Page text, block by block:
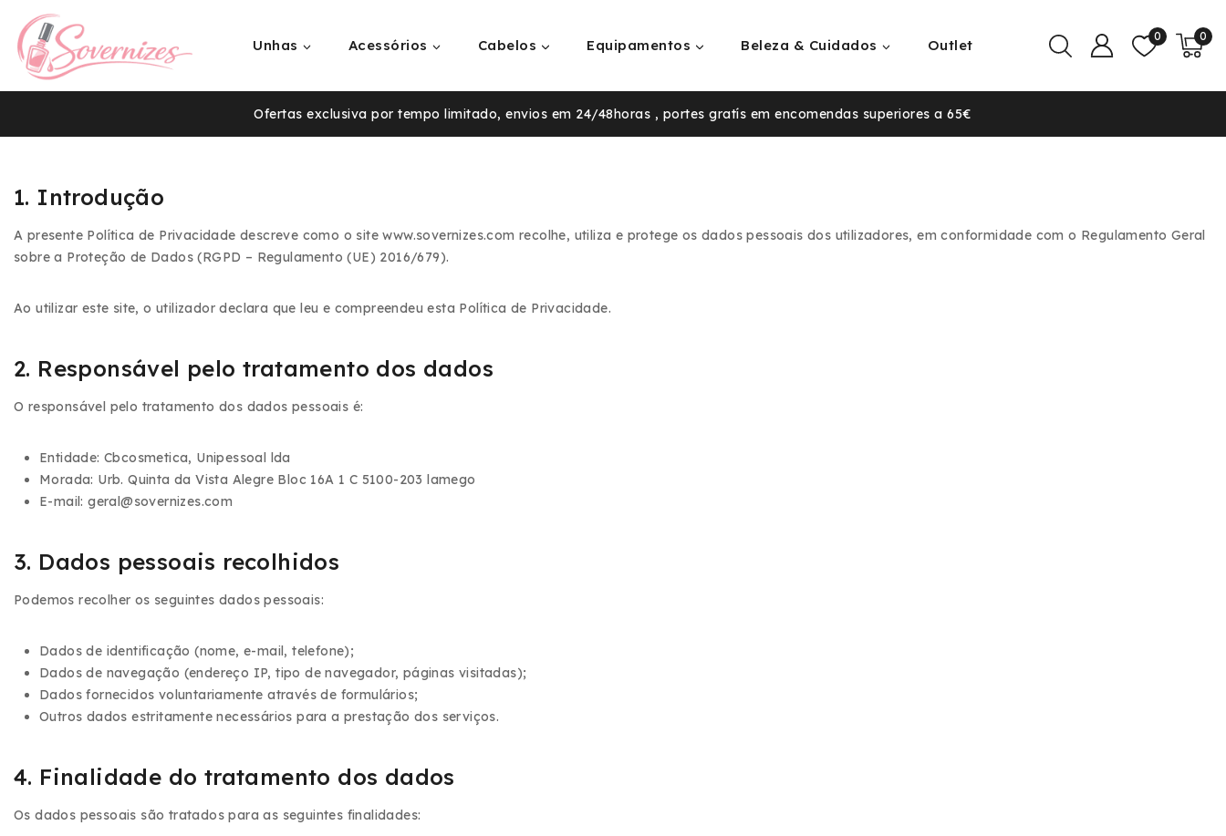
Unhas Acessórios Cabelos Equipamentos Beleza & Cuidados Outlet
0 0
Ofertas exclusiva por tempo limitado, envios em 24/48horas , portes gratís em encomendas superiores a 65€
1. Introdução
A presente Política de Privacidade descreve como o site www.sovernizes.com recolhe, utiliza e protege os dados pessoais dos utilizadores, em conformidade com o Regulamento Geral
sobre a Proteção de Dados (RGPD – Regulamento (UE) 2016/679).
Ao utilizar este site, o utilizador declara que leu e compreendeu esta Política de Privacidade.
2. Responsável pelo tratamento dos dados
O responsável pelo tratamento dos dados pessoais é:
Entidade: Cbcosmetica, Unipessoal lda
Morada: Urb. Quinta da Vista Alegre Bloc 16A 1 C 5100-203 lamego
E-mail: geral@sovernizes.com
3. Dados pessoais recolhidos
Podemos recolher os seguintes dados pessoais:
Dados de identificação (nome, e-mail, telefone);
Dados de navegação (endereço IP, tipo de navegador, páginas visitadas);
Dados fornecidos voluntariamente através de formulários;
Outros dados estritamente necessários para a prestação dos serviços.
4. Finalidade do tratamento dos dados
Os dados pessoais são tratados para as seguintes finalidades: